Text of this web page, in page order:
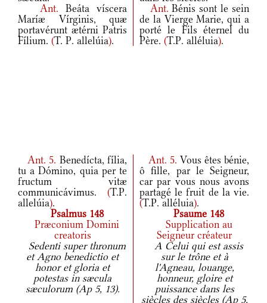
Ant. Beáta víscera
Maríæ Vírginis, quæ
portavérunt ætérni Patris
Fílium. (T. P. allelúia).
Ant.Bénis sont le sein
de la Vierge Marie, qui a
porté le Fils éternel du
Père. (T.P. alléluia).
Ant. 5. Benedícta, fília,
tu a Dómino, quia per te
fructum vitæ
communicávimus. (T.P.
allelúia).
Ant. 5. Vous êtes bénie,
ô fille, par le Seigneur,
car par vous nous avons
partagé le fruit de la vie.
(T.P. alléluia).
Psalmus 148
Psaume 148
Præconium Domini
creatoris
Supplication au
Seigneur créateur
Sedenti super thronum
et Agno benedictio et
honor et gloria et
potestas in sæcula
sæculorum (Ap 5, 13).
A Celui qui est assis
sur le trône et à
l'Agneau, louange,
honneur, gloire et
puissance dans les
siècles des siècles (Ap 5,